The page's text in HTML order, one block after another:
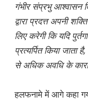
गंभीर संप्रभु आश्वासन
द्वारा प्रदत्त अपनी
लिए करेगी कि यदि
प्रत्यर्पित किया जाता
से अधिक अवधि के
हलफनामे में आगे कहा